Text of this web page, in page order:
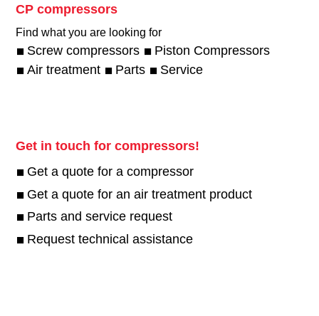
CP compressors
Find what you are looking for
Screw compressors
Piston Compressors
Air treatment
Parts Service
Get in touch for compressors!
Get a quote for a compressor
Get a quote for an air treatment product
Parts and service request
Request technical assistance